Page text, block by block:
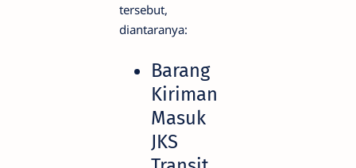
tersebut,
diantaranya:
Barang
Kiriman
Masuk
JKS